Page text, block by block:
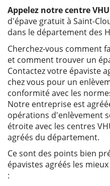
Appelez notre centre VHU
d'épave gratuit à Saint-
dans le département des
Cherchez-vous comment
et comment trouver un
Contactez votre épaviste
chez vous pour un
conformité avec les
Notre entreprise est
opérations d'enlèvement
étroite avec les centres
agréés du département.
Ce sont des points bien
épavistes agréés les
: